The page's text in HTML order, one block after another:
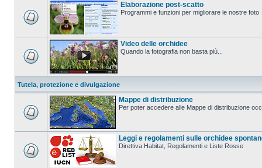
Elaborazione post-scatto
Programmi e funzioni per migliorare le nostre foto
Video delle orchidee
Quando la fotografia non basta più...
Tutela, protezione e divulgazione
Mappe di distribuzione
Per poter accedere alle Mappe di distribuzione
Leggi e regolamenti sulle orchidee
Direttiva Habitat, Regolamenti e Liste Rosse